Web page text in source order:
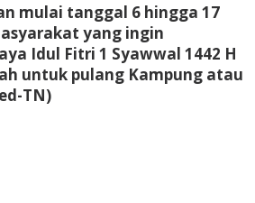
mulai tanggal 6 hingga 17
yang ingin
Idul Fitri 1 Syawwal 1442 H
untuk pulang Kampung atau
TN)